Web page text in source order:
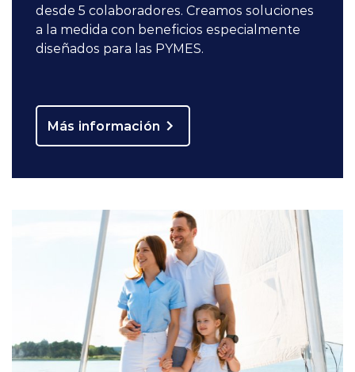
desde 5 colaboradores. Creamos soluciones
a la medida con beneficios especialmente
diseñados para las PYMES.
Más información